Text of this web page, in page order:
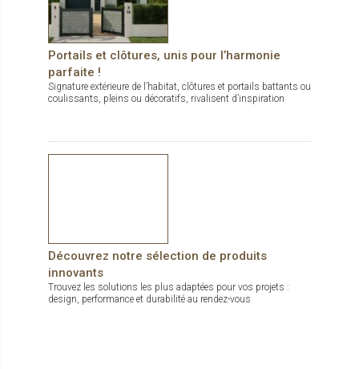
Portails et clôtures, unis pour l’harmonie
parfaite !
Signature extérieure de l’habitat, clôtures et portails battants ou
coulissants, pleins ou décoratifs, rivalisent d’inspiration
Découvrez notre sélection de produits
innovants
Trouvez les solutions les plus adaptées pour vos projets :
design, performance et durabilité au rendez-vous